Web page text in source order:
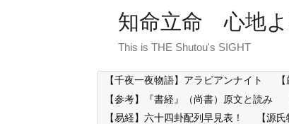
知命立命 心地
This is THE Shutou's SIGHT
【千夜一夜物語】アラビアンナイト
【参考】『書経』（尚書）原文と読み
【易経】六十四卦配列早見表！
【源